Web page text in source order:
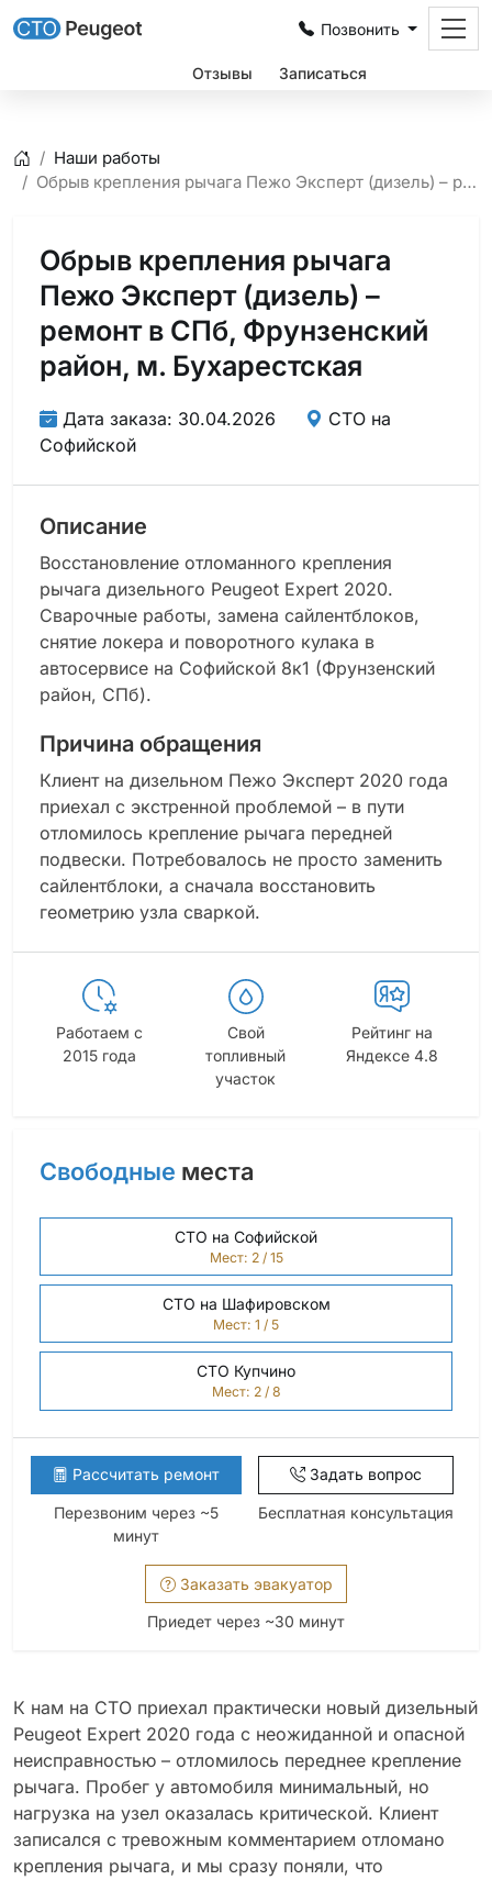
Позвонить
Отзывы Записаться
ГлавнаяНаши работы
Обрыв крепления рычага Пежо Эксперт (дизель) – ремонт в СПб, Фрунзенский район, м. Бухарестская
Обрыв крепления рычага
Пежо Эксперт (дизель) –
ремонт в СПб, Фрунзенский
район, м. Бухарестская
Дата заказа: 30.04.2026
СТО на
Софийской
Описание
Восстановление отломанного крепления
рычага дизельного Peugeot Expert 2020.
Сварочные работы, замена сайлентблоков,
снятие локера и поворотного кулака в
автосервисе на Софийской 8к1 (Фрунзенский
район, СПб).
Причина обращения
Клиент на дизельном Пежо Эксперт 2020 года
приехал с экстренной проблемой – в пути
отломилось крепление рычага передней
подвески. Потребовалось не просто заменить
сайлентблоки, а сначала восстановить
геометрию узла сваркой.
Работаем с
2015 года
Свой
топливный
участок
Рейтинг на
Яндексе 4.8
Свободные места
СТО на Софийской
Мест: 2 / 15
СТО на Шафировском
Мест: 1 / 5
СТО Купчино
Мест: 2 / 8
Рассчитать ремонт
Перезвоним через ~5
минут
Задать вопрос
Бесплатная консультация
Заказать эвакуатор
Приедет через ~30 минут
К нам на СТО приехал практически новый дизельный
Peugeot Expert 2020 года с неожиданной и опасной
неисправностью – отломилось переднее крепление
рычага. Пробег у автомобиля минимальный, но
нагрузка на узел оказалась критической. Клиент
записался с тревожным комментарием отломано
крепления рычага, и мы сразу поняли, что